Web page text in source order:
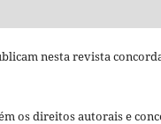
nesta revista
os direitos autorais e